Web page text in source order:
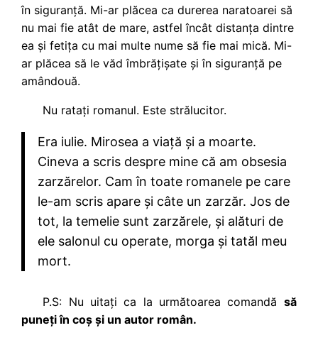
în siguranță. Mi-ar plăcea ca durerea naratoarei să
nu mai fie atât de mare, astfel încât distanța dintre
ea și fetița cu mai multe nume să fie mai mică. Mi-
ar plăcea să le văd îmbrățișate și în siguranță pe
amândouă.
Nu ratați romanul. Este strălucitor.
Era iulie. Mirosea a viață și a moarte.
Cineva a scris despre mine că am obsesia
zarzărelor. Cam în toate romanele pe care
le-am scris apare și câte un zarzăr. Jos de
tot, la temelie sunt zarzărele, și alături de
ele salonul cu operate, morga și tatăl meu
mort.
P.S: Nu uitați ca la următoarea comandă să
puneți în coș și un autor român.